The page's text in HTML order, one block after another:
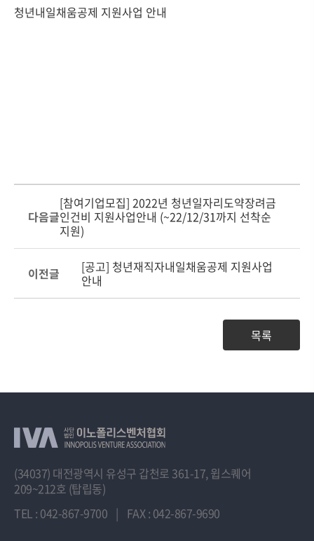
청년내일채움공제 지원사업 안내
다음글
[참여기업모집] 2022년 청년일자리도약장려금
인건비 지원사업안내 (~22/12/31까지 선착순
지원)
이전글
[공고] 청년재직자내일채움공제 지원사업
안내
목록
(34037) 대전광역시 유성구 갑천로 361-17, 윕스퀘어
209~212호 (탑립동)
TEL : 042-867-9700 | FAX : 042-867-9690